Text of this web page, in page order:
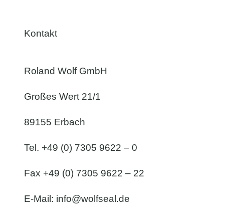
Kontakt
Roland Wolf GmbH
Großes Wert 21/1
89155 Erbach
Tel. +49 (0) 7305 9622 – 0
Fax +49 (0) 7305 9622 – 22
E-Mail: info@wolfseal.de